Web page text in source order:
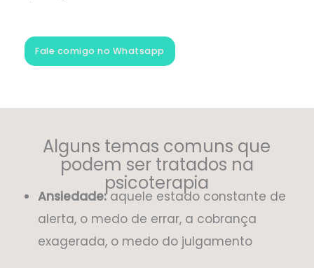
Fale comigo no Whatsapp
Alguns temas comuns que
podem ser tratados na
psicoterapia
Ansiedade:aquele estado constante de
alerta, o medo de errar, a cobrança
exagerada, o medo do julgamento